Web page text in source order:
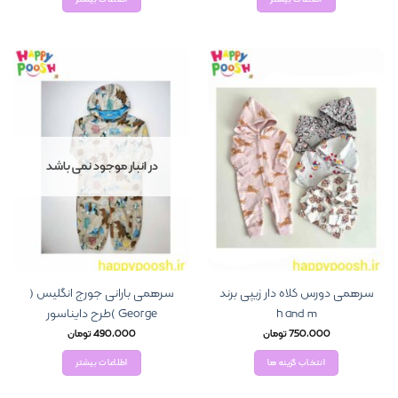
سرهمی دورس کلاه دار زیپی برند
h and m
750,000تومان
انتخاب گزینه ها
در انبار موجود نمی باشد
سرهمی بارانی جورج انگلیس (
George )طرح دایناسور
490,000تومان
اطلاعات بیشتر